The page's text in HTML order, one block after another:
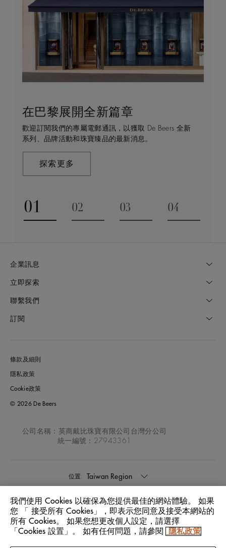
在巴黎展開全新篇章
歡迎訂閱我們的專屬電郵通訊，以獲取 De Beers 全新
系列、品牌活動和珠寶臻品的最新消息。
探索更多
守護永恒
De Beers 在全球珠寶領域獨樹一幟，因為我們是唯一
與鑽石原產地有直接連結的奢華珠寶品牌。
探索更多
顧客服務
無論您是透過線上購物或造訪實體精品店，我們始終致
力於為您提供個人化的購物體驗。預約於店內或線上進
瞭解更多
De Beers 的世界
De Beers 成立於倫敦，靈感來自非洲的自然，是奢華
鑽石珠寶的巔峰。我們的創意和工藝將鑽石轉化為永恆
探索更多
01
Go to slide 1
02
03
04
企業訊息
立即探索
聯繫我們
訂閱
條款及細則
隱私政策
Cookie政策
© 2026 De Beers
公司名稱：英商戴比珠寶有限公司台灣分公司
統一編號：27943361
位置: Taiwan Region
語言: 中文
我們使用 Cookies 以確保為您提供最佳的網站體驗。 如果
您 「 接受所有 Cookies」，即表示您同意及接受本網站的
所有 Cookies。 如果您想更改個人設定，請選擇
「Cookies 設置」。 如有任何問題，請參閱
隱私政策